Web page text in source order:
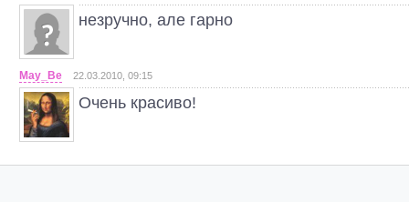
незручно, але гарно
May_Be 22.03.2010, 09:15
Очень красиво!